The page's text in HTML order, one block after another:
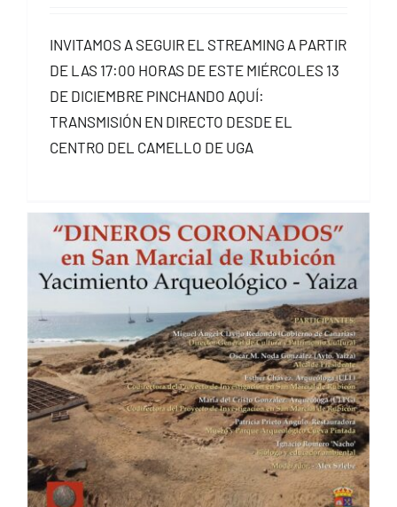
INVITAMOS A SEGUIR EL STREAMING A PARTIR
DE LAS 17:00 HORAS DE ESTE MIÉRCOLES 13
DE DICIEMBRE PINCHANDO AQUÍ:
TRANSMISIÓN EN DIRECTO DESDE EL
CENTRO DEL CAMELLO DE UGA